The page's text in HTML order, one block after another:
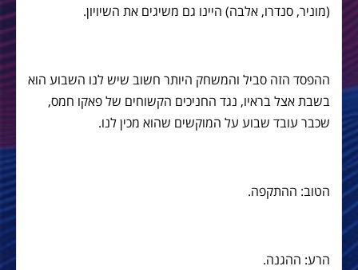
(מוניר, סנדרו, אלבה) היינו גם משיגים את השיויון.
ההפסד הזה סביל והמשחק היותר חשוב שיש לנו השבוע הוא
בשבת אצל בראיו, נגד החניכים הקשוחים של פאקו חמס,
שכבר עובד שבוע על המוקשים שהוא מכין לנו.
הטוב: ההתקפה.
הרע: ההגנה.